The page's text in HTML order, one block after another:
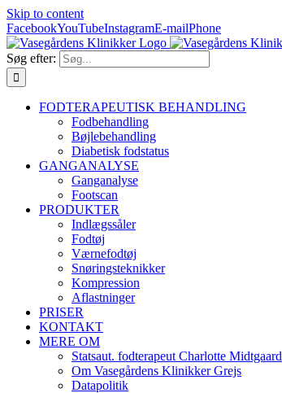
Skip to content
FacebookYouTubeInstagramE-mailPhone
Søg efter:
FODTERAPEUTISK BEHANDLING
Fodbehandling
Bøjlebehandling
Diabetisk fodstatus
GANGANALYSE
Ganganalyse
Footscan
PRODUKTER
Indlægssåler
Fodtøj
Værnefodtøj
Snøringsteknikker
Kompression
Aflastninger
PRISER
KONTAKT
MERE OM
Statsaut. fodterapeut Charlotte Midtgaard
Om Vasegårdens Klinikker Grejs
Datapolitik